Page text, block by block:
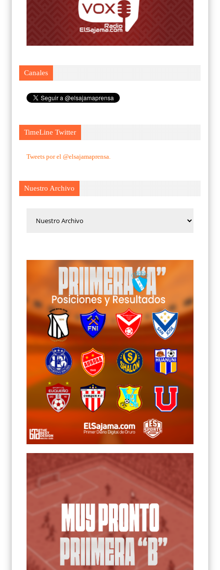
Canales
TimeLine Twitter
Tweets por el @elsajamaprensa.
Nuestro Archivo